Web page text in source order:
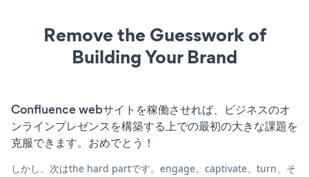
Remove the Guesswork of
Building Your Brand
Confluence webサイトを稼働させれば、ビジネスのオ
ンラインプレゼンスを構築する上での最初の大きな課題を
克服できます。おめでとう！
しかし、次はthe hard partです。engage、captivate、turn、そ